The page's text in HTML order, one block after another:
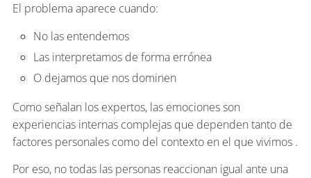
El problema aparece cuando:
No las entendemos
Las interpretamos de forma errónea
O dejamos que nos dominen
Como señalan los expertos, las emociones son
experiencias internas complejas que dependen tanto de
factores personales como del contexto en el que vivimos .
Por eso, no todas las personas reaccionan igual ante una